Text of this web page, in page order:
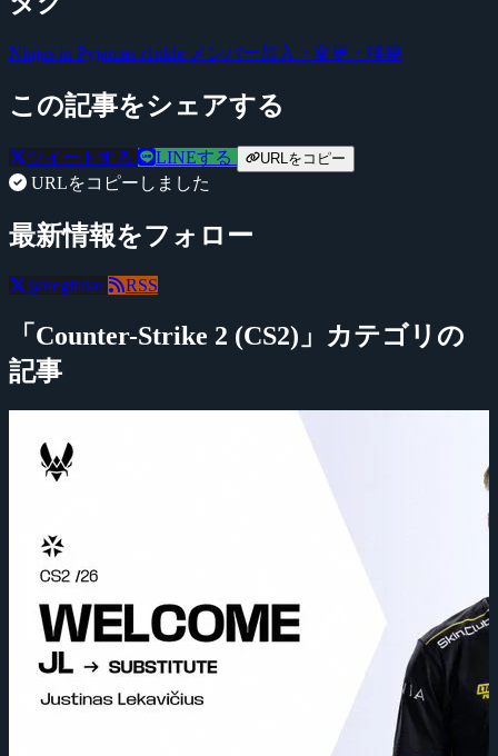
Ninjas in Pyjamas r1nkle メンバー加入・変更・移籍
この記事をシェアする
ツイートする LINEする URLをコピー
URLをコピーしました
最新情報をフォロー
@negitaku RSS
「Counter-Strike 2 (CS2)」カテゴリの
記事